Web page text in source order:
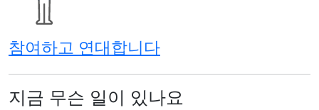
참여하고 연대합니다
지금 무슨 일이 있나요